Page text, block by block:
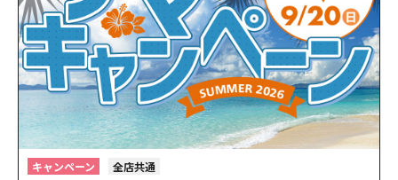
キャンペーン 全店共通